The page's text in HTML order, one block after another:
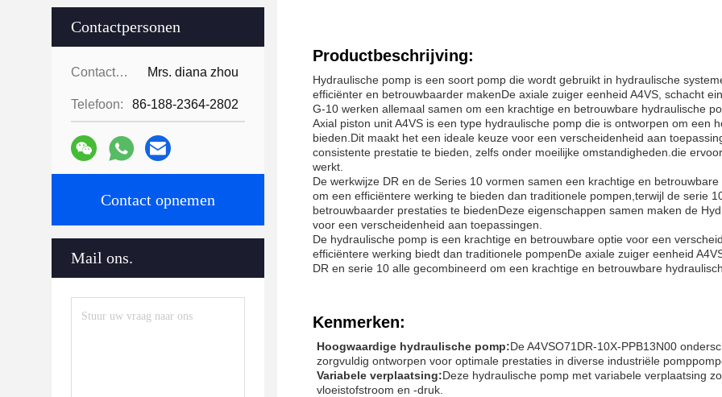
Contactpersonen
Contactpersonen: Mrs. diana zhou
Telefoon: 86-188-2364-2802
Contact opnemen
Mail ons.
Productbeschrijving:
Hydraulische pomp is een soort pomp die wordt gebruikt in hydraulische
efficiënter en betrouwbaarder makenDe axiale zuiger eenheid A4VS, schacht
G-10 werken allemaal samen om een krachtige en betrouwbare hydraulische
Axial piston unit A4VS is een type hydraulische pomp die is ontworpen om een
bieden.Dit maakt het een ideale keuze voor een verscheidenheid aan
consistente prestatie te bieden, zelfs onder moeilijke omstandigheden.die
werkt.
De werkwijze DR en de Series 10 vormen samen een krachtige en
om een efficiëntere werking te bieden dan traditionele pompen,terwijl de serie
betrouwbaarder prestaties te biedenDeze eigenschappen samen maken de
voor een verscheidenheid aan toepassingen.
De hydraulische pomp is een krachtige en betrouwbare optie voor een
efficiëntere werking biedt dan traditionele pompenDe axiale zuiger eenheid
DR en serie 10 alle gecombineerd om een krachtige en betrouwbare
Kenmerken:
Hoogwaardige hydraulische pomp:De A4VSO71DR-10X-PPB13N00
zorgvuldig ontworpen voor optimale prestaties in diverse industriële
Variabele verplaatsing:Deze hydraulische pomp met variabele verplaatsing
vloeistofstroom en -druk.